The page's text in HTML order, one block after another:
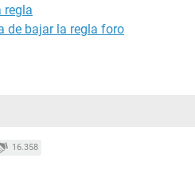
regla
de bajar la regla foro
16.358